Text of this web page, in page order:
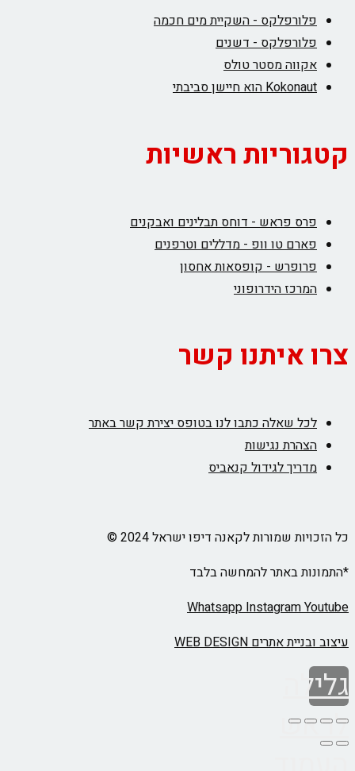
פלורפלקס - השקיית מים חכמה
פלורפלקס - דשנים
אקווה מסטר טולס
Kokonaut הוא חיישן סביבתי
קטגוריות ראשיות
פרס פראש - דוחס תבלינים ואבקנים
פארם טו וופ - מדללים וטרפנים
פרופרש - קופסאות אחסון
המרכז הידרופוני
צרו איתנו קשר
לכל שאלה כתבו לנו בטופס יצירת קשר באתר
הצהרת נגישות
מדריך לגידול קנאביס
כל הזכויות שמורות לקאנה דיפו ישראל 2024 ©
*התמונות באתר להמחשה בלבד
WhatsappInstagramYoutube
עיצוב ובניית אתרים WEB DESIGN
גלילה
לראש